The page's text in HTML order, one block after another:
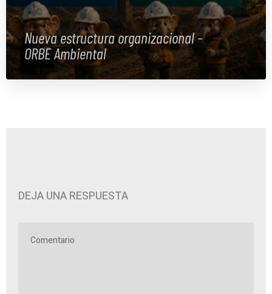
Nueva estructura organizacional -
ORBE Ambiental
DEJA UNA RESPUESTA